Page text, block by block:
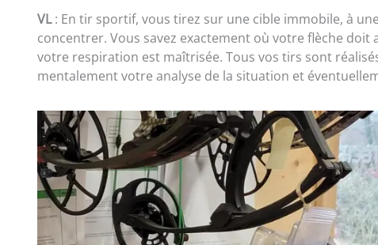
VL: En tir sportif, vous tirez sur une cible immobile, à
concentrer. Vous savez exactement où votre flèche
votre respiration est maîtrisée. Tous vos tirs sont
mentalement votre analyse de la situation et